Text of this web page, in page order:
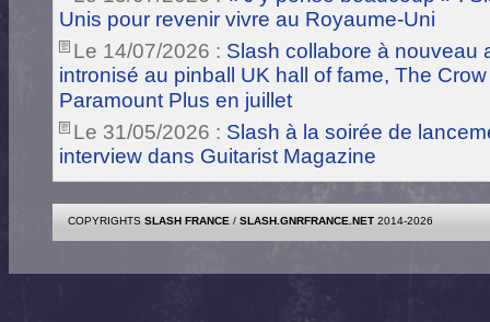
Unis pour revenir vivre au Royaume-Uni
Le 14/07/2026 : Slash collabore à nouveau
intronisé au pinball UK hall of fame, The
Paramount Plus en juillet
Le 31/05/2026 : Slash à la soirée de
interview dans Guitarist Magazine
COPYRIGHTS SLASH FRANCE / SLASH.GNRFRANCE.NET 2014-2026